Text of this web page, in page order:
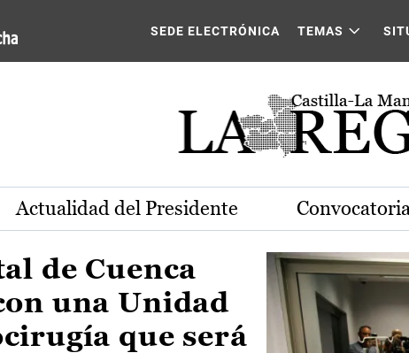
de Castilla-La Mancha
SEDE ELECTRÓNICA TEMAS
Actualidad del Presidente
de Cuenca
una Unidad
que será